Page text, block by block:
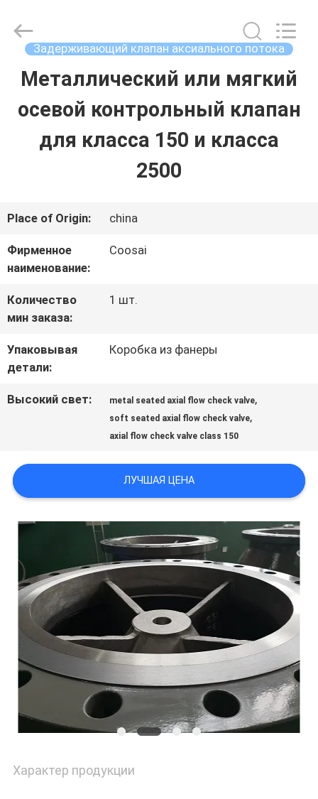
ДОМОЙ
ПРОДУКТЫ
НАС
ЭКСКУРСИЯ
ПО
ЗАВОДУ
КОНТРОЛЬ
КАЧЕСТВА
СВЯЖИТЕСЬ
С
НАМИ
НОВОСТИ
ЗАПРОСИТЕ
ЦИТАТУ
КАРТА
САЙТА
valve
group.
Reserved.
Задерживающий клапан аксиального потока
Металлический или мягкий
осевой контрольный клапан
для класса 150 и класса
2500
Place of Origin: china
Фирменное
наименование:
Coosai
Количество
мин заказа:
1 шт.
Упаковывая
детали:
Коробка из фанеры
Высокий свет: metal seated axial flow check valve,
soft seated axial flow check valve,
axial flow check valve class 150
ЛУЧШАЯ ЦЕНА
Характер продукции